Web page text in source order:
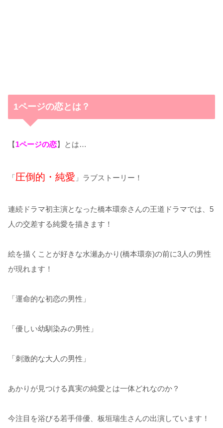
1ページの恋とは？
【1ページの恋】とは…
「圧倒的・純愛 」ラブストーリー！
連続ドラマ初主演となった橋本環奈さんの王道ドラマでは、5
人の交差する純愛を描きます！
絵を描くことが好きな水瀬あかり(橋本環奈)の前に3人の男性
が現れます！
「運命的な初恋の男性」
「優しい幼馴染みの男性」
「刺激的な大人の男性」
あかりが見つける真実の純愛とは一体どれなのか？
今注目を浴びる若手俳優、板垣瑞生さんの出演しています！